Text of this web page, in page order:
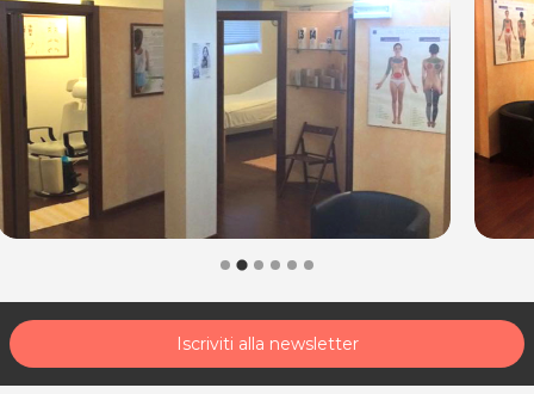
Iscriviti alla newsletter